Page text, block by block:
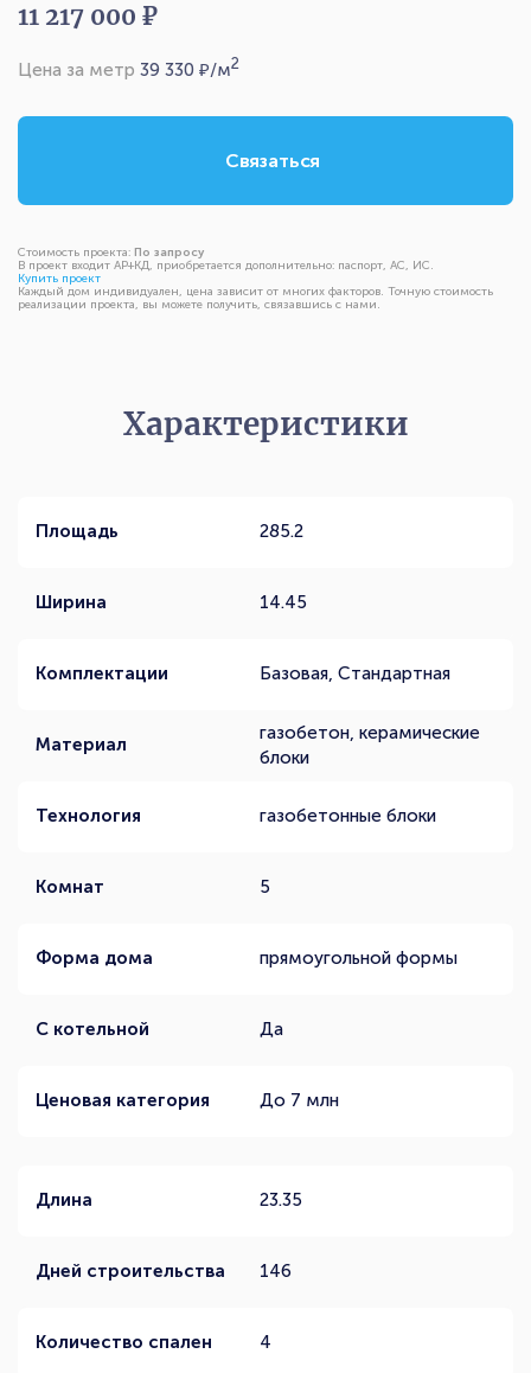
11 217 000 ₽
Цена за метр 39 330 ₽/м2
Связаться
Стоимость проекта: По запросу
В проект входит АР+КД, приобретается дополнительно: паспорт, АС, ИС.
Купить проект
Каждый дом индивидуален, цена зависит от многих факторов. Точную стоимость
реализации проекта, вы можете получить, связавшись с нами.
Характеристики
Площадь 285.2
Ширина 14.45
Комплектации Базовая, Стандартная
Материал
газобетон, керамические
блоки
Технология газобетонные блоки
Комнат 5
Форма дома прямоугольной формы
С котельной Да
Ценовая категория До 7 млн
Длина 23.35
Дней строительства 146
Количество спален 4